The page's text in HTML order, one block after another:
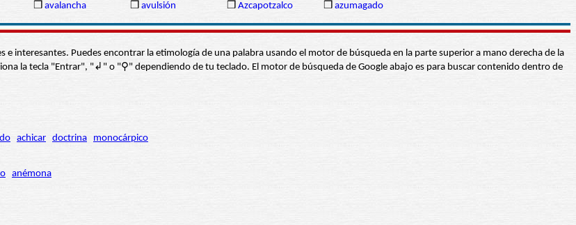
❒ avalancha ❒ avulsión ❒ Azcapotzalco ❒ azumagado
e interesantes. Puedes encontrar la etimología de una palabra usando el motor de búsqueda en la parte superior a mano derecha de la
la tecla "Entrar", "↲" o "⚲" dependiendo de tu teclado. El motor de búsqueda de Google abajo es para buscar contenido dentro de
achicar doctrina monocárpico
anémona